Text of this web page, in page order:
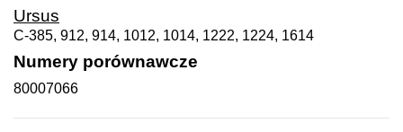
Ursus
C-385, 912, 914, 1012, 1014, 1222, 1224, 1614
Numery porównawcze
80007066